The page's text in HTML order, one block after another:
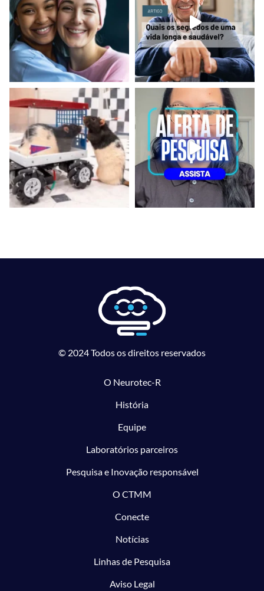
© 2024 Todos os direitos reservados
O Neurotec-R
História
Equipe
Laboratórios parceiros
Pesquisa e Inovação responsável
O CTMM
Conecte
Notícias
Linhas de Pesquisa
Aviso Legal